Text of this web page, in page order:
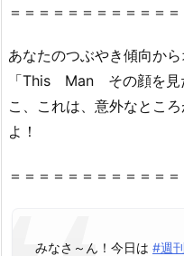
＝＝＝＝＝＝＝＝＝＝＝
あなたのつぶやき傾向か
「This Man その顔を見
こ、これは、意外なとこ
よ！
＝＝＝＝＝＝＝＝＝＝＝
みなさ～ん！今日は #週